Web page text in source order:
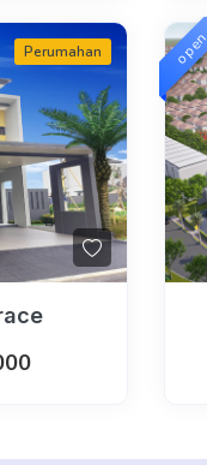
Perumahan